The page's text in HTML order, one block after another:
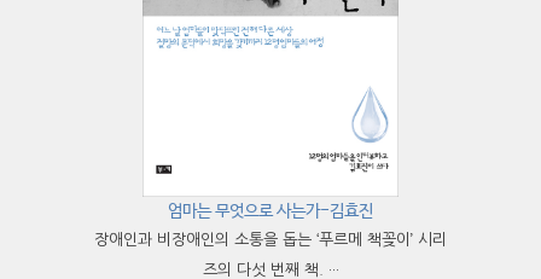
엄마는 무엇으로 사는가-김효진
장애인과 비장애인의 소통을 돕는 ‘푸르메 책꽂이’ 시리
즈의 다섯 번째 책. ···